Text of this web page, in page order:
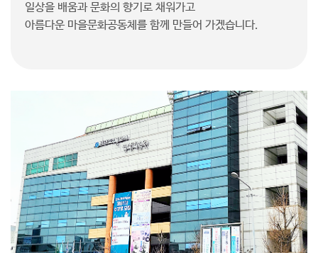
일상을 배움과 문화의 향기로 채워가고
아름다운 마을문화공동체를 함께 만들어 가겠습니다.